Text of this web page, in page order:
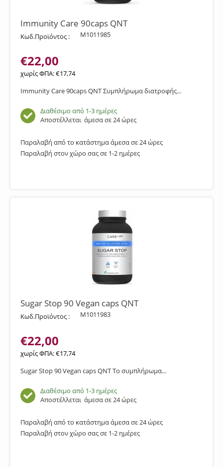
Immunity Care 90caps QNT
Κωδ.Προϊόντος : M1011985
€22,00
χωρίς ΦΠΑ:€17,74
Immunity Care 90caps QNT Συμπλήρωμα διατροφής...
Διαθέσιμο από 1-3 ημέρες
Αποστέλλεται άμεσα σε 24 ώρες
Παραλαβή από το κατάστημα άμεσα σε 24 ώρες
Παραλαβή στον χώρο σας σε 1-2 ημέρες
Sugar Stop 90 Vegan caps QNT
Κωδ.Προϊόντος : M1011983
€22,00
χωρίς ΦΠΑ:€17,74
Sugar Stop 90 Vegan caps QNT Το συμπλήρωμα...
Διαθέσιμο από 1-3 ημέρες
Αποστέλλεται άμεσα σε 24 ώρες
Παραλαβή από το κατάστημα άμεσα σε 24 ώρες
Παραλαβή στον χώρο σας σε 1-2 ημέρες